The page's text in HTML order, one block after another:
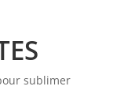
sublimer